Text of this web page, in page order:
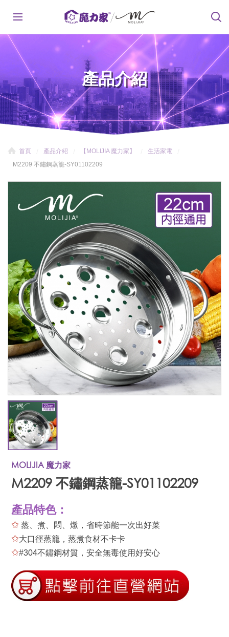
產品介紹
首頁 產品介紹 【MOLIJIA 魔力家】
生活家電
M2209 不鏽鋼蒸籠-SY01102209
MOLIJIA 魔力家
M2209 不鏽鋼蒸籠-SY01102209
產品特色：
✩ 蒸、煮、悶、燉，省時節能一次出好菜
✩大口徑蒸籠，蒸煮食材不卡卡
✩#304不鏽鋼材質，安全無毒使用好安心